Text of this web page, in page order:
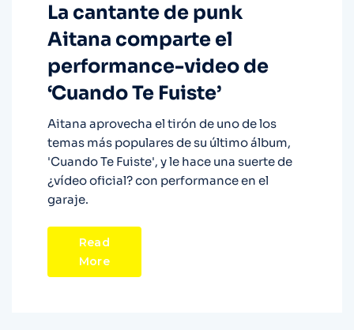
La cantante de punk
Aitana comparte el
performance-video de
‘Cuando Te Fuiste’
Aitana aprovecha el tirón de uno de los
temas más populares de su último álbum,
'Cuando Te Fuiste', y le hace una suerte de
¿vídeo oficial? con performance en el
garaje.
Read
More